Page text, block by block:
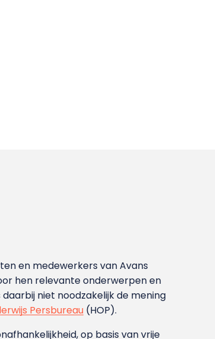
en medewerkers van Avans
hen relevante onderwerpen en
niet noodzakelijk de mening
Persbureau (HOP).
op basis van vrije